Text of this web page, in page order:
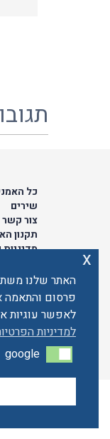
כל
שירים
צור קשר
תקנון
מדיניות
פרסום והתאמה
לאפשר עוגיות
למדיניות
google
google
x